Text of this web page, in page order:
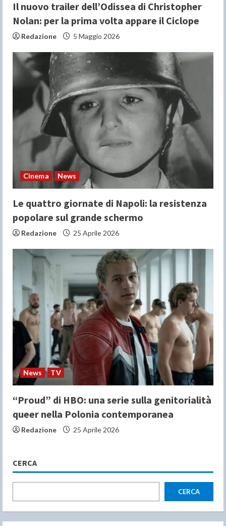
Il nuovo trailer dell’Odissea di Christopher
Nolan: per la prima volta appare il Ciclope
Redazione 5 Maggio 2026
Cinema News
Le quattro giornate di Napoli: la resistenza
popolare sul grande schermo
Redazione 25 Aprile 2026
News TV
“Proud” di HBO: una serie sulla genitorialità
queer nella Polonia contemporanea
Redazione 25 Aprile 2026
CERCA
CERCA